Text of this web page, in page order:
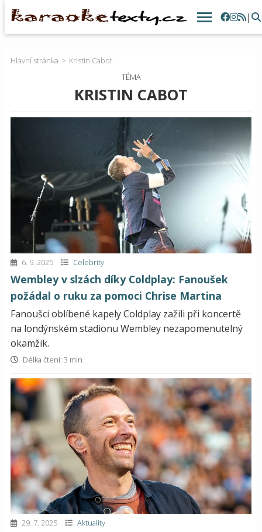
|
Hlavní stránka
Kristin Cabot
TÉMA
KRISTIN CABOT
6. 9. 2025 Celebrity
Wembley v slzách díky Coldplay: Fanoušek
požádal o ruku za pomoci Chrise Martina
Fanoušci oblíbené kapely Coldplay zažili při koncertě
na londýnském stadionu Wembley nezapomenutelný
okamžik.
Délka čtení: 3 min
29. 7. 2025 Aktuality